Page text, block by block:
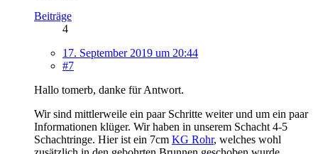
Beiträge
4
17. September 2019 um 20:44
#7
Hallo tomerb, danke für Antwort.
Wir sind mittlerweile ein paar Schritte weiter und um ein paar
Informationen klüger. Wir haben in unserem Schacht 4-5
Schachtringe. Hier ist ein 7cm KG Rohr, welches wohl